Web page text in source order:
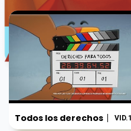
Todos los derechos VID.1